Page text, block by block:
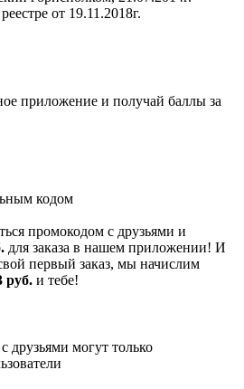
от 19.11.2018г.
приложение и получай баллы за
кодом
промокодом с друзьями и
для заказа в нашем приложении! И
первый заказ, мы начислим
руб. и тебе!
друзьями могут только